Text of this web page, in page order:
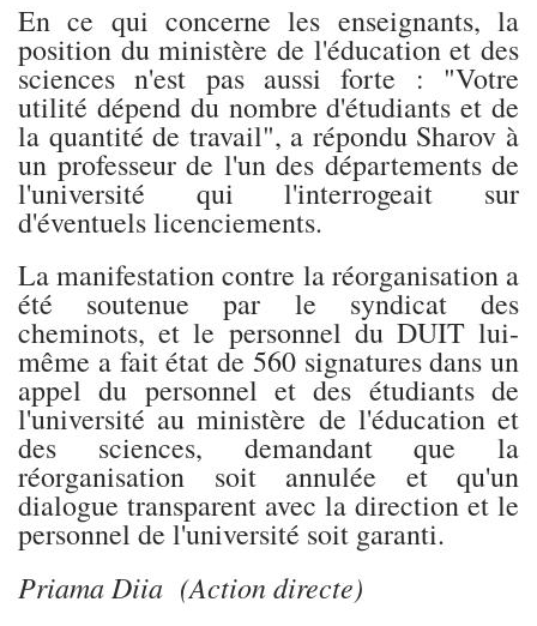
En ce qui concerne les enseignants, la
position du ministère de l'éducation et des
sciences n'est pas aussi forte : "Votre
utilité dépend du nombre d'étudiants et de
la quantité de travail", a répondu Sharov à
un professeur de l'un des départements de
l'université qui l'interrogeait sur
d'éventuels licenciements.
La manifestation contre la réorganisation a
été soutenue par le syndicat des
cheminots, et le personnel du DUIT lui-
même a fait état de 560 signatures dans un
appel du personnel et des étudiants de
l'université au ministère de l'éducation et
des sciences, demandant que la
réorganisation soit annulée et qu'un
dialogue transparent avec la direction et le
personnel de l'université soit garanti.
Priama Diia (Action directe)